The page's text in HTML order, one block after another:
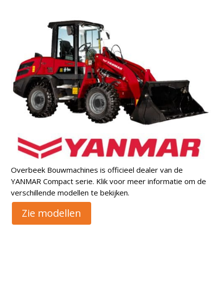
Overbeek Bouwmachines is officieel dealer van de
YANMAR Compact serie. Klik voor meer informatie om de
verschillende modellen te bekijken.
Zie modellen